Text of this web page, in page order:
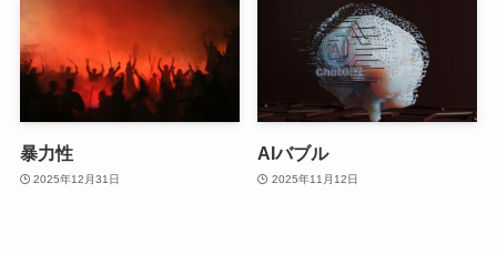
暴力性
2025年12月31日
AIバブル
2025年11月12日